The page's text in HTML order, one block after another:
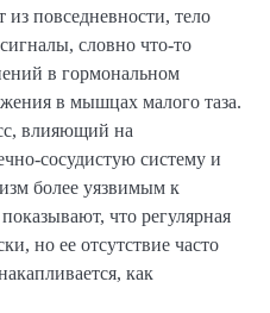
из повседневности, тело
словно что-то
в гормональном
в мышцах малого таза.
влияющий на
сосудистую систему и
более уязвимым к
что регулярная
но ее отсутствие часто
как